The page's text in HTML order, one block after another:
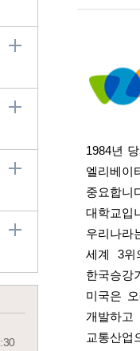
1984년
엘리베이
중요합니
대학교입
우리나
세계 3
한국승강
미국은
개발하고
교통산업